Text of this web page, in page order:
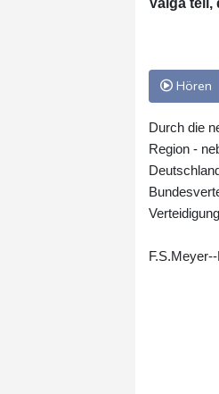
Hören
Durch die
Region -